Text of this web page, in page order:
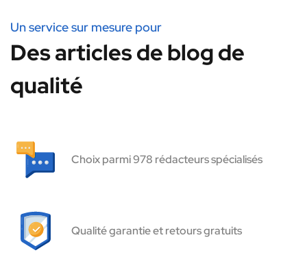
Un service sur mesure pour
Des articles de blog de
qualité
Choix parmi 978 rédacteurs spécialisés
Qualité garantie et retours gratuits